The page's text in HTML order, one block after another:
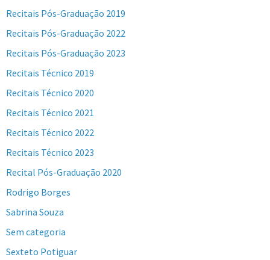
Recitais Pós-Graduação 2019
Recitais Pós-Graduação 2022
Recitais Pós-Graduação 2023
Recitais Técnico 2019
Recitais Técnico 2020
Recitais Técnico 2021
Recitais Técnico 2022
Recitais Técnico 2023
Recital Pós-Graduação 2020
Rodrigo Borges
Sabrina Souza
Sem categoria
Sexteto Potiguar